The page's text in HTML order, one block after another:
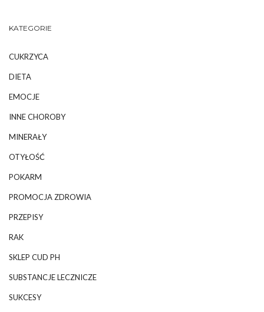
KATEGORIE
CUKRZYCA
DIETA
EMOCJE
INNE CHOROBY
MINERAŁY
OTYŁOŚĆ
POKARM
PROMOCJA ZDROWIA
PRZEPISY
RAK
SKLEP CUD PH
SUBSTANCJE LECZNICZE
SUKCESY